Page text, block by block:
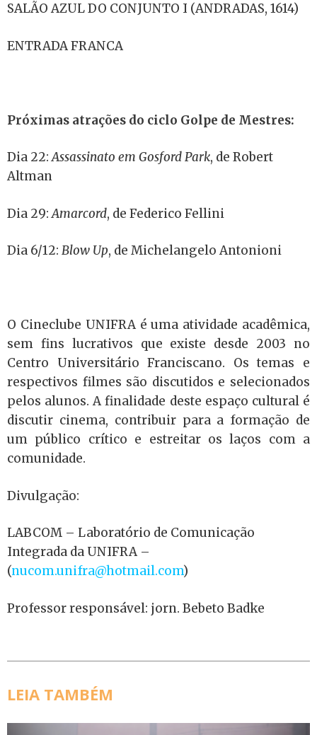
SALÃO AZUL DO CONJUNTO I (ANDRADAS, 1614)
ENTRADA FRANCA
Próximas atrações do ciclo Golpe de Mestres:
Dia 22:Assassinato em Gosford Park, de Robert
Altman
Dia 29:Amarcord, de Federico Fellini
Dia 6/12: Blow Up, de Michelangelo Antonioni
O Cineclube UNIFRA é uma atividade acadêmica,
sem fins lucrativos que existe desde 2003 no
Centro Universitário Franciscano. Os temas e
respectivos filmes são discutidos e selecionados
pelos alunos. A finalidade deste espaço cultural é
discutir cinema, contribuir para a formação de
um público crítico e estreitar os laços com a
comunidade.
Divulgação:
LABCOM – Laboratório de Comunicação
Integrada da UNIFRA –
(nucom.unifra@hotmail.com)
Professor responsável: jorn. Bebeto Badke
LEIA TAMBÉM